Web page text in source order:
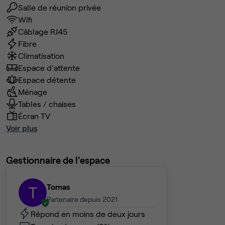
Salle de réunion privée
Wifi
Câblage RJ45
Fibre
Climatisation
Espace d'attente
Espace détente
Ménage
Tables / chaises
Écran TV
Voir plus
Gestionnaire de l'espace
T Tomas
Partenaire depuis 2021
Répond en moins de deux jours